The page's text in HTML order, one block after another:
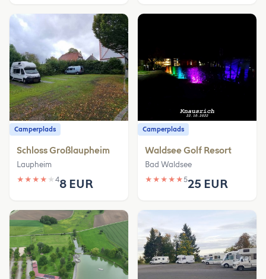
Camperplads
Schloss Großlaupheim
Laupheim
★ ★ ★ ★ ★ 48 EUR
Camperplads
Waldsee Golf Resort
Bad Waldsee
★ ★ ★ ★ ★525 EUR